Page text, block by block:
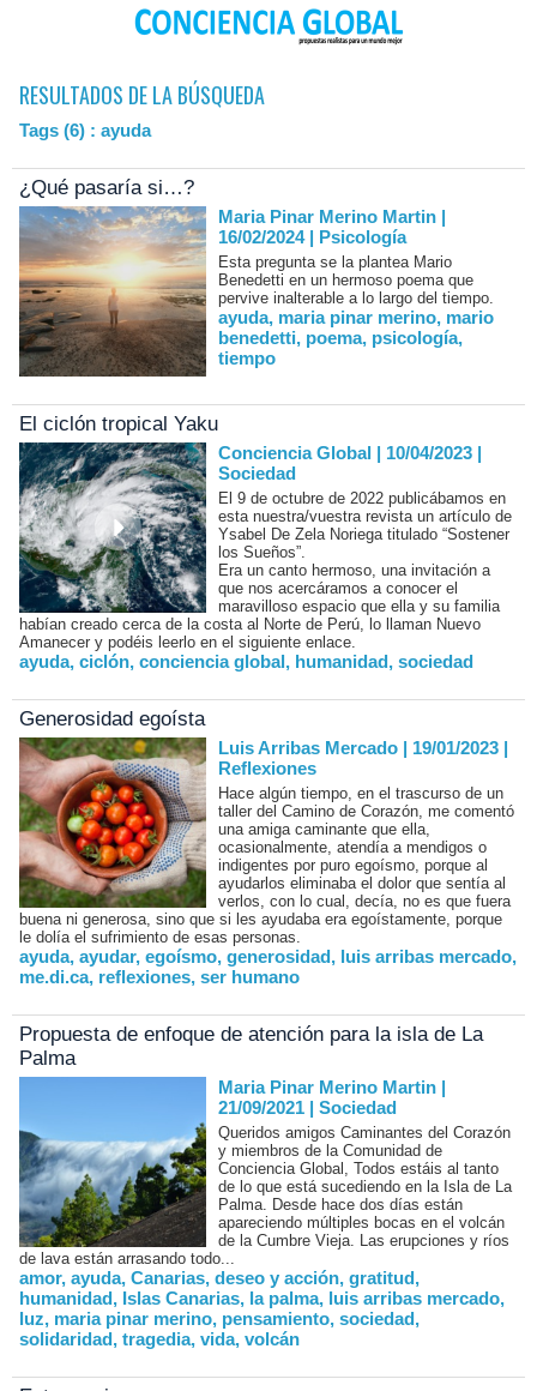
RESULTADOS DE LA BÚSQUEDA
Tags (6) : ayuda
¿Qué pasaría si…?
Maria Pinar Merino Martin |
16/02/2024| Psicología
Esta pregunta se la plantea Mario
Benedetti en un hermoso poema que
pervive inalterable a lo largo del tiempo.
ayuda, maria pinar merino, mario
benedetti, poema, psicología,
tiempo
El ciclón tropical Yaku
Conciencia Global | 10/04/2023 |
Sociedad
El 9 de octubre de 2022 publicábamos en
esta nuestra/vuestra revista un artículo de
Ysabel De Zela Noriega titulado “Sostener
los Sueños”.
Era un canto hermoso, una invitación a
que nos acercáramos a conocer el
maravilloso espacio que ella y su familia
habían creado cerca de la costa al Norte de Perú, lo llaman Nuevo
Amanecer y podéis leerlo en el siguiente enlace.
ayuda, ciclón, conciencia global, humanidad, sociedad
Generosidad egoísta
Luis Arribas Mercado | 19/01/2023 |
Reflexiones
Hace algún tiempo, en el trascurso de un
taller del Camino de Corazón, me comentó
una amiga caminante que ella,
ocasionalmente, atendía a mendigos o
indigentes por puro egoísmo, porque al
ayudarlos eliminaba el dolor que sentía al
verlos, con lo cual, decía, no es que fuera
buena ni generosa, sino que si les ayudaba era egoístamente, porque
le dolía el sufrimiento de esas personas.
ayuda, ayudar, egoísmo, generosidad, luis arribas mercado,
me.di.ca, reflexiones, ser humano
Propuesta de enfoque de atención para la isla de La
Palma
Maria Pinar Merino Martin |
21/09/2021 |Sociedad
Queridos amigos Caminantes del Corazón
y miembros de la Comunidad de
Conciencia Global, Todos estáis al tanto
de lo que está sucediendo en la Isla de La
Palma. Desde hace dos días están
apareciendo múltiples bocas en el volcán
de la Cumbre Vieja. Las erupciones y ríos
de lava están arrasando todo...
amor, ayuda, Canarias, deseo y acción, gratitud,
humanidad, Islas Canarias, la palma, luis arribas mercado,
luz, maria pinar merino, pensamiento, sociedad,
solidaridad, tragedia, vida, volcán